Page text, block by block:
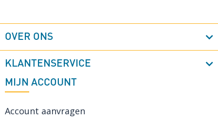
OVER ONS
KLANTENSERVICE
MIJN ACCOUNT
Account aanvragen